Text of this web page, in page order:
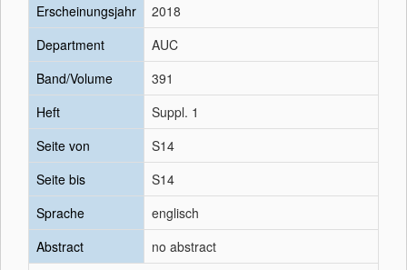
Erscheinungsjahr
2018
Department
AUC
Band/Volume
391
Heft
Suppl. 1
Seite von
S14
Seite bis
S14
Sprache
englisch
Abstract
no abstract